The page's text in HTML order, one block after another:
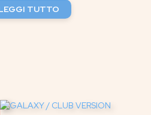
TUTTO